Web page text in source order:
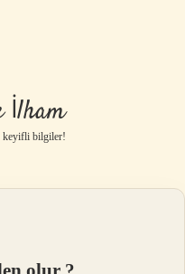
İlham
keyifli bilgiler!